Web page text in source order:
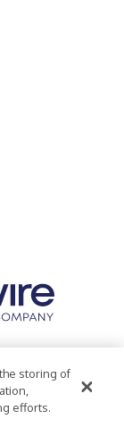
Statement
storing of
efforts.